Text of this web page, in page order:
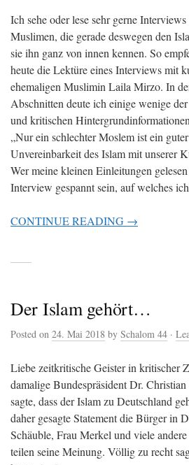
Ich sehe oder lese sehr gerne
Muslimen, die gerade deswegen den
sie ihn ganz von innen kennen. So
heute die Lektüre eines Interviews mit
ehemaligen Muslimin Laila Mirzo. In
Abschnitten deute ich einige wenige
und kritischen
„Nur ein schlechter Moslem ist ein
Unvereinbarkeit des Islam mit unserer
Wer meine kleinen Einleitungen
Interview gespannt sein, auf welches
CONTINUE READING →
Der Islam gehört…
Posted on 24. Mai 2018 by Schalom 44 ·
Liebe zeitkritische Geister in kritischer
damalige Bundespräsident Dr.
sagte, dass der Islam zu Deutschland
daher gesagte Statement die Bürger in
Schäuble, Frau Merkel und viele
teilen seine Meinung. Völlig zu recht